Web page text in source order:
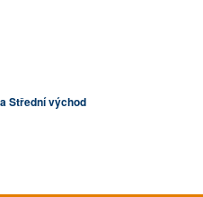
Střední východ